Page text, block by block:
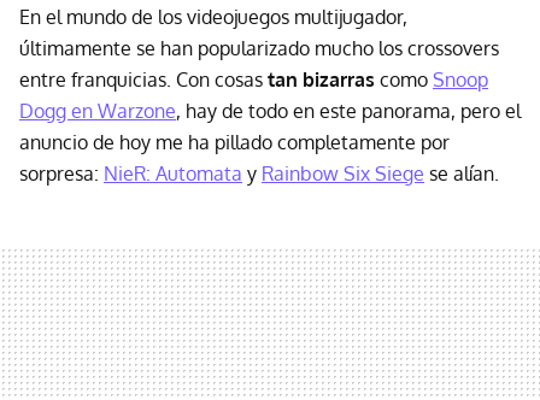
En el mundo de los videojuegos multijugador,
últimamente se han popularizado mucho los crossovers
entre franquicias. Con cosas tan bizarras como Snoop
Dogg en Warzone, hay de todo en este panorama, pero el
anuncio de hoy me ha pillado completamente por
sorpresa: NieR: Automata y Rainbow Six Siege se alían.